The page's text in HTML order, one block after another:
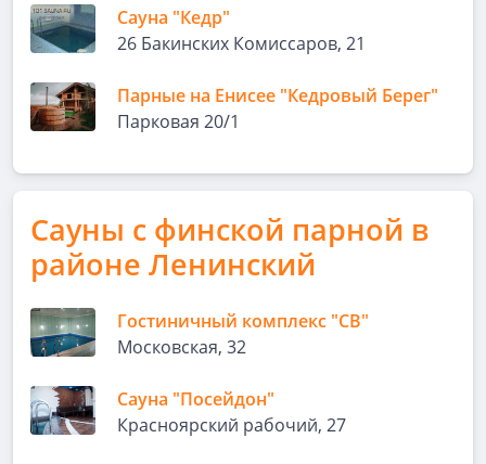
Сауна "Кедр"
26 Бакинских Комиссаров, 21
Парные на Енисее "Кедровый Берег"
Парковая 20/1
Сауны с финской парной в
районе Ленинский
Гостиничный комплекс "СВ"
Московская, 32
Сауна "Посейдон"
Красноярский рабочий, 27